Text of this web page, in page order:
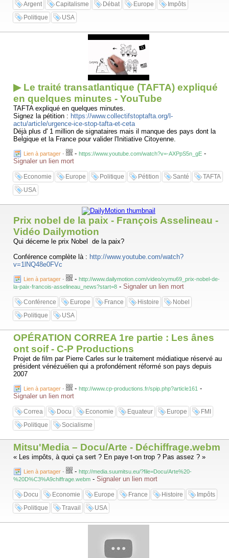
Argent Capitalisme Débat Europe
Impôts
Politique
USA
▶ Le traité transatlantique (TAFTA) expliqué
en quelques minutes - YouTube
TAFTA expliqué en quelques minutes.
Signez la pétition : https://www.collectifstoptafta.org/l-
actu/article/urgence-ice-stop-tafta-et-ceta
Déjà plus d' 1 million de signataires mais il manque des pays dont la
Belgique et la France pour valider l'Initiative Citoyenne.
Lien à partager - - https://www.youtube.com/watch?v=-AXPpS5n_gE -
Signaler un lien mort
Economie Europe Politique Pétition Santé
TAFTA
USA
Prix nobel de la paix - François Asselineau -
Vidéo Dailymotion
Qui décerne le prix Nobel de la paix?
Conférence complète là : http://www.youtube.com/watch?
v=1lNQ48e0FVc
Lien à partager - - http://www.dailymotion.com/video/xymu69_prix-nobel-de-
la-paix-francois-asselineau_news?start=8 - Signaler un lien mort
Conférence Europe France Histoire
Nobel
Politique
USA
OPÉRATION CORREA 1re partie : Les ânes
ont soif - C-P Productions
Projet de film par Pierre Carles sur le traitement médiatique réservé au
président vénézuélien qui a profondément réformé son pays depuis
2007
Lien à partager - - http://www.cp-productions.fr/spip.php?article161 -
Signaler un lien mort
Correa Docu Economie Equateur Europe
FMI
Politique
Socialisme
Mitsu'Media – Docu/Arte - Déchiffrage.webm
« Les impôts, à quoi ça sert ? En paye t-on trop ? Pas assez ? »
Lien à partager - - http://media.suumitsu.eu/?file=Docu/Arte%20-
%20D%C3%A9chiffrage.webm - Signaler un lien mort
Docu Economie Europe France Histoire
Impôts
Politique
Travail USA